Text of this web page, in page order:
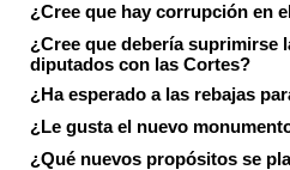
¿Cree que hay corrupción en
¿Cree que debería suprimirse
diputados con las Cortes?
¿Ha esperado a las rebajas
¿Le gusta el nuevo
¿Qué nuevos propósitos se